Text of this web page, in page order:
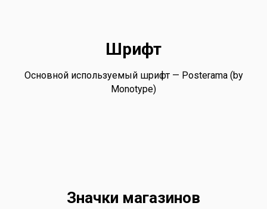
Шрифт
Основной используемый шрифт — Posterama (by
Monotype)
Значки магазинов